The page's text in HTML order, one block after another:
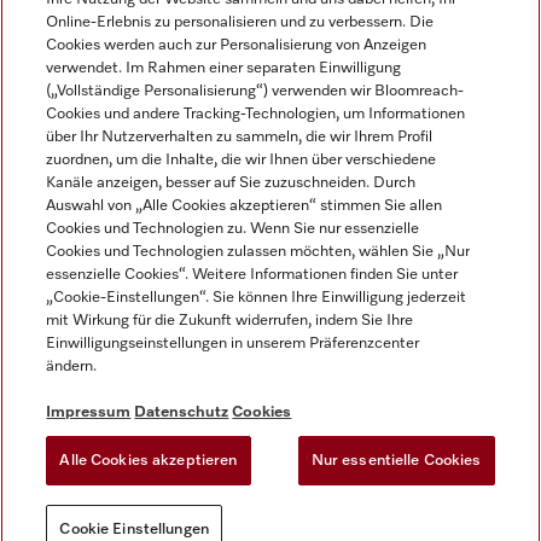
Impressum
AGB
Datenschutz
Nutzungsbedigungen
EU-Gesetzen über digitale Dienste
Miele auf Instagram
Miele auf Facebook
Miele auf Youtube
Online-Erlebnis zu personalisieren und zu verbessern. Die
Cookies werden auch zur Personalisierung von Anzeigen
verwendet. Im Rahmen einer separaten Einwilligung
(„Vollständige Personalisierung“) verwenden wir Bloomreach-
Cookies und andere Tracking-Technologien, um Informationen
über Ihr Nutzerverhalten zu sammeln, die wir Ihrem Profil
zuordnen, um die Inhalte, die wir Ihnen über verschiedene
Kanäle anzeigen, besser auf Sie zuzuschneiden. Durch
Auswahl von „Alle Cookies akzeptieren“ stimmen Sie allen
Cookies und Technologien zu. Wenn Sie nur essenzielle
Cookies und Technologien zulassen möchten, wählen Sie „Nur
essenzielle Cookies“. Weitere Informationen finden Sie unter
„Cookie-Einstellungen“. Sie können Ihre Einwilligung jederzeit
mit Wirkung für die Zukunft widerrufen, indem Sie Ihre
Einwilligungseinstellungen in unserem Präferenzcenter
ändern.
Impressum Datenschutz Cookies
Alle Cookies akzeptieren Nur essentielle Cookies
Cookie Einstellungen